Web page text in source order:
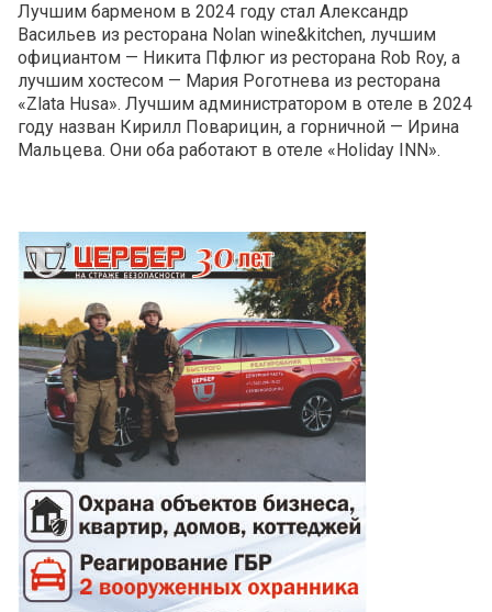
Лучшим барменом в 2024 году стал Александр
Васильев из ресторана Nolan wine&kitchen, лучшим
официантом — Никита Пфлюг из ресторана Rob Roy, а
лучшим хостесом — Мария Роготнева из ресторана
«Zlata Husa». Лучшим администратором в отеле в 2024
году назван Кирилл Поварицин, а горничной — Ирина
Мальцева. Они оба работают в отеле «Holiday INN».